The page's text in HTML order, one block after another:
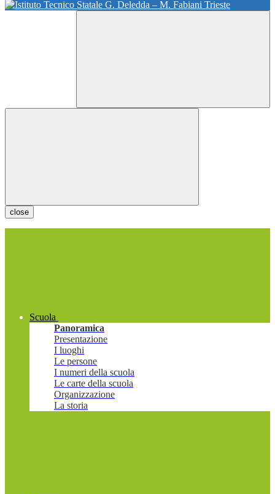
close
Scuola
Panoramica
Presentazione
I luoghi
Le persone
I numeri della scuola
Le carte della scuola
Organizzazione
La storia